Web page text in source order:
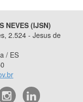
NEVES (IJSN)
2.524 - Jesus de
/ ES